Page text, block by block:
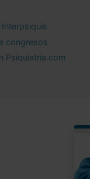
congresos
Psiquiatria.com